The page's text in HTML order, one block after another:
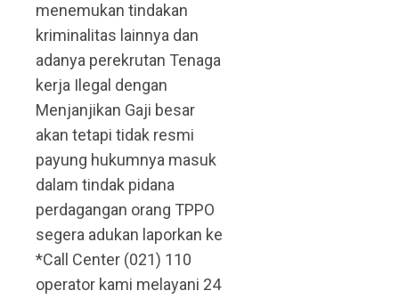
menemukan tindakan
kriminalitas lainnya dan
adanya perekrutan Tenaga
kerja Ilegal dengan
Menjanjikan Gaji besar
akan tetapi tidak resmi
payung hukumnya masuk
dalam tindak pidana
perdagangan orang TPPO
segera adukan laporkan ke
*Call Center (021) 110
operator kami melayani 24